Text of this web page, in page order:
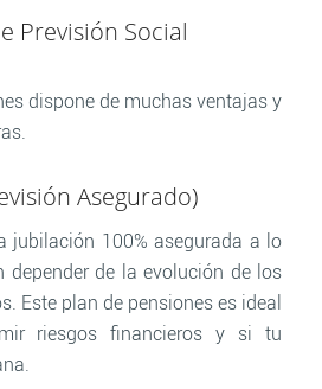
Previsión Social
dispone de muchas ventajas y
Asegurado)
jubilación 100% asegurada a lo
depender de la evolución de los
Este plan de pensiones es ideal
riesgos financieros y si tu